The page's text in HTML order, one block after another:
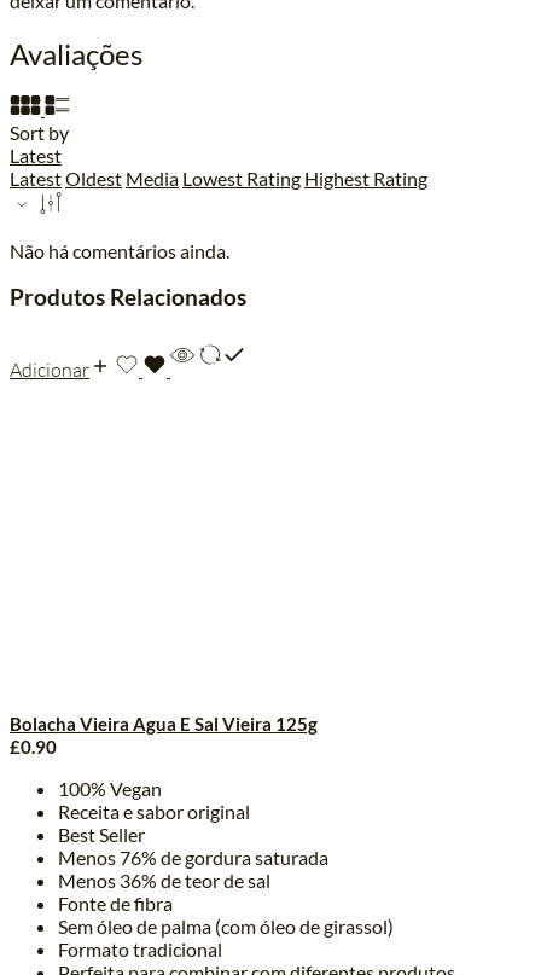
Avaliações
Sort by
Latest
LatestOldest Media Lowest Rating Highest Rating
Não há comentários ainda.
Produtos Relacionados
Adicionar
Bolacha Vieira Agua E Sal Vieira 125g
£0.90
100% Vegan
Receita e sabor original
Best Seller
Menos 76% de gordura saturada
Menos 36% de teor de sal
Fonte de fibra
Sem óleo de palma (com óleo de girassol)
Formato tradicional